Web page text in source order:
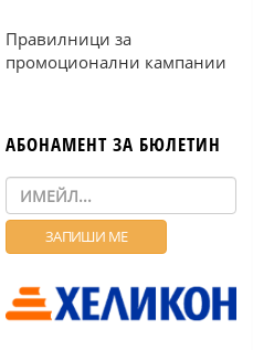
Правилници за
промоционални кампании
АБОНАМЕНТ ЗА БЮЛЕТИН